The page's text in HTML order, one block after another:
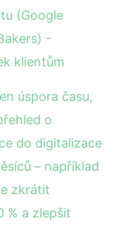
(Google
-
klientům
úspora času,
o
do digitalizace
– například
zkrátit
% a zlepšit